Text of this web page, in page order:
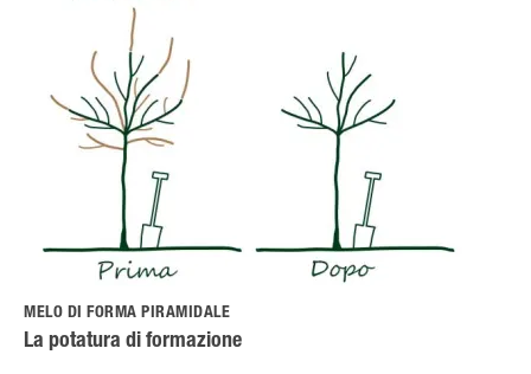
MELO DI FORMA PIRAMIDALE
La potatura di formazione